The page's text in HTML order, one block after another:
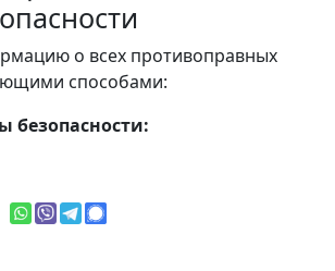
о всех противоправных
способами:
безопасности: